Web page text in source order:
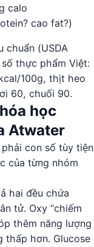
calo
cao fat?)
chuẩn (USDA
thực phẩm Việt:
100g, thịt heo
60, chuối 90.
học
Atwater
con số tùy tiện
của từng nhóm
hai đều chứa
tử. Oxy “chiếm
thêm năng lượng
hơn. Glucose